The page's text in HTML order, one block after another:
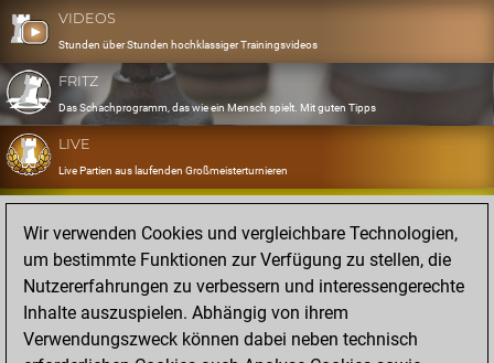
VIDEOS
Stunden über Stunden hochklassiger Trainingsvideos
FRITZ
Das Schachprogramm, das wie ein Mensch spielt. Mit guten Tipps
LIVE
Live Partien aus laufenden Großmeisterturnieren
OPENINGS
Erfassen und Üben Sie Ihr Eröffnungsrepertoire
DATABASE
Acht Millionen starke Partien
MYGAMES
Speichern und analysieren Sie eigene Partien in der Cloud
Wir verwenden Cookies und vergleichbare Technologien,
um bestimmte Funktionen zur Verfügung zu stellen, die
Nutzererfahrungen zu verbessern und interessengerechte
Inhalte auszuspielen. Abhängig von ihrem
Verwendungszweck können dabei neben technisch